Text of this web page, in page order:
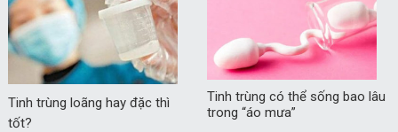
Tinh trùng loãng hay đặc thì
tốt?
Tinh trùng có thể sống bao lâu
trong “áo mưa”